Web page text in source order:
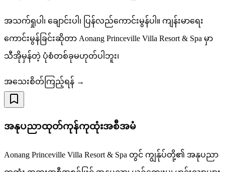
အသက်ရှုပါ၊ ချောင်းပါ၊ ပြန်လည်ကောင်းမွန်ပါ။ ကျန်းမာရေး
ကောင်းမွန်ခြင်းဆိုတာ Aonang Princeville Villa Resort & Spa မှာ
သီအိုမှန်တဲ့ ပုံစံတစ်ခုမဟုတ်ပါဘူး၊
အသေးစိတ်ကြည့်ရန် →
အနုပညာထုတ်ကုန်ကုထုံးအစီအမံ
Aonang Princeville Villa Resort & Spa တွင် ကျွန်ုပ်တို့၏ အနုပညာ